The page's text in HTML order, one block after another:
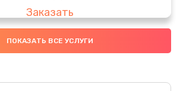
Заказать
Замена южного моста
Заказать
ПОКАЗАТЬ ВСЕ УСЛУГИ